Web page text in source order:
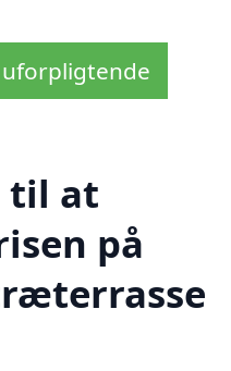
til at
på